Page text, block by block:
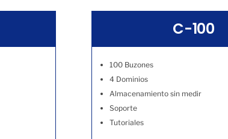
C-100
100 Buzones
4 Dominios
Almacenamiento sin medir
Soporte
Tutoriales